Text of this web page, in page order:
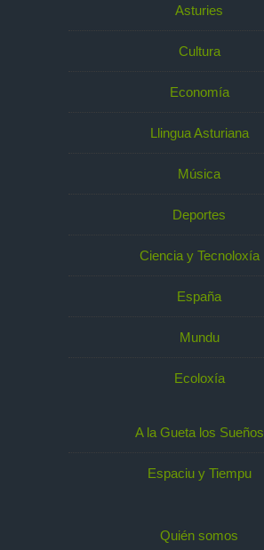
Asturies
Cultura
Economía
Llingua Asturiana
Música
Deportes
Ciencia y Tecnoloxía
España
Mundu
Ecoloxía
A la Gueta los Sueños
Espaciu y Tiempu
Quién somos